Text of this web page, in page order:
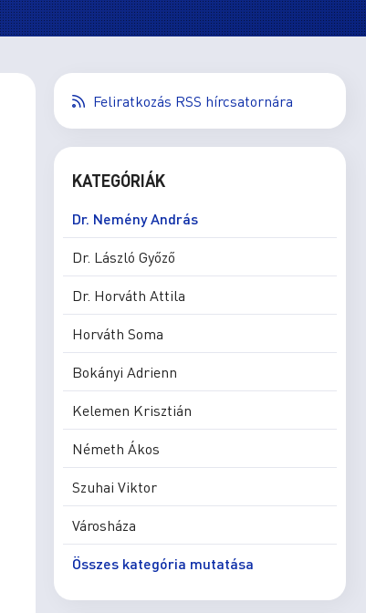
Feliratkozás RSS hírcsatornára
KATEGÓRIÁK
Dr. Nemény András
Dr. László Győző
Dr. Horváth Attila
Horváth Soma
Bokányi Adrienn
Kelemen Krisztián
Németh Ákos
Szuhai Viktor
Városháza
Összes kategória mutatása